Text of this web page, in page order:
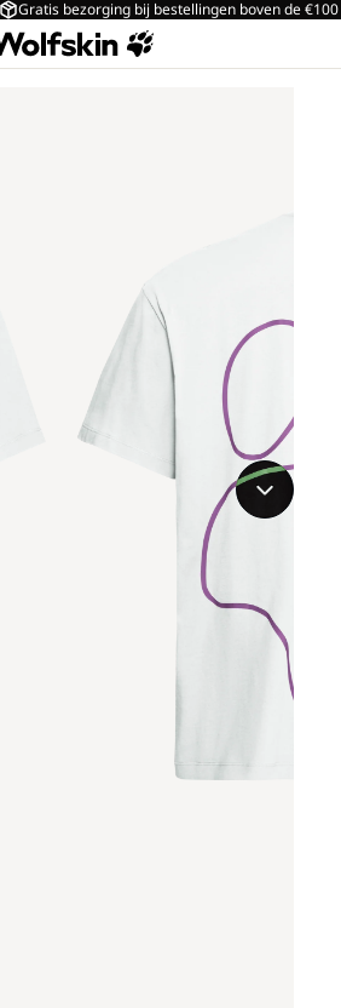
Gratis bezorging bij bestellingen boven de €100